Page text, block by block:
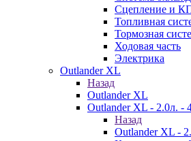
Сцепление и
Топливная
Тормозная
Ходовая часть
Электрика
Outlander XL
Назад
Outlander XL
Outlander XL - 2.0л. -
Назад
Outlander XL -